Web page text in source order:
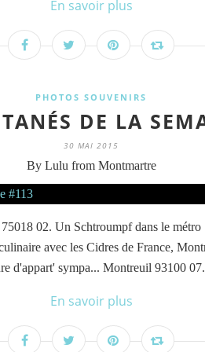
En savoir plus
PHOTOS SOUVENIRS
DE LA
30 MAI 2015
By Lulu from Montmartre
02. Un Schtroumpf dans le
avec les Cidres de France,
d'appart' sympa... Montreuil 93100
En savoir plus